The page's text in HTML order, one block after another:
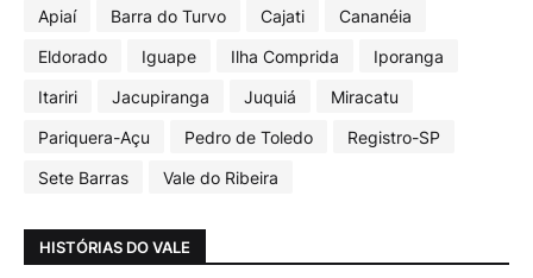
Apiaí Barra do Turvo Cajati
Cananéia
Eldorado
Iguape Ilha Comprida
Iporanga
Itariri
Jacupiranga Juquiá
Miracatu
Pariquera-Açu
Pedro de Toledo
Registro-SP
Sete Barras
Vale do Ribeira
HISTÓRIAS DO VALE